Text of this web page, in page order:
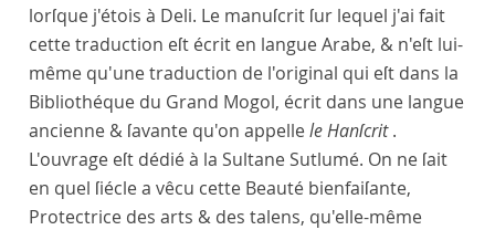
lorſque j'étois à Deli. Le manuſcrit ſur lequel j'ai fait
cette traduction eſt écrit en langue Arabe, & n'eſt lui-
même qu'une traduction de l'original qui eſt dans la
Bibliothéque du Grand Mogol, écrit dans une langue
ancienne & ſavante qu'on appellele Hanſcrit.
L'ouvrage eſt dédié à la Sultane Sutlumé. On ne ſait
en quel ſiécle a vêcu cette Beauté bienfaiſante,
Protectrice des arts & des talens, qu'elle-même